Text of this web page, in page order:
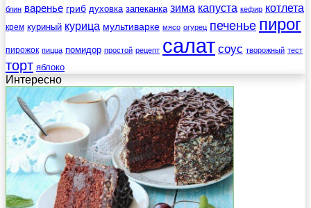
блин варенье гриб духовка запеканка зима капуста кефир котлета
крем куриный курица мультиварке мясо огурец печенье пирог
пирожок пицца помидор простой рецепт салат соус творожный тест
торт яблоко
Интересно